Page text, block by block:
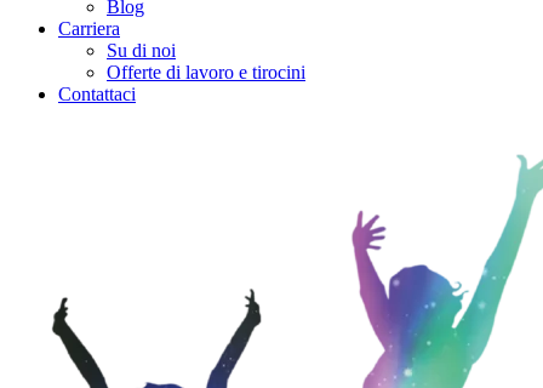
Blog
Carriera
Su di noi
Offerte di lavoro e tirocini
Contattaci